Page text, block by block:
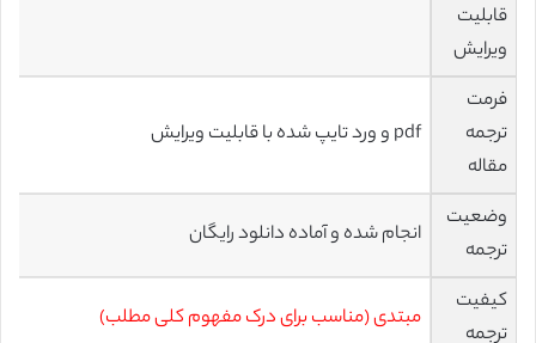
قابلیت
ویرایش
فرمت
ترجمه
مقاله
pdf و ورد تایپ شده با قابلیت ویرایش
وضعیت
ترجمه
انجام شده و آماده دانلود رایگان
کیفیت
ترجمه
مبتدی (مناسب برای درک مفهوم کلی مطلب)